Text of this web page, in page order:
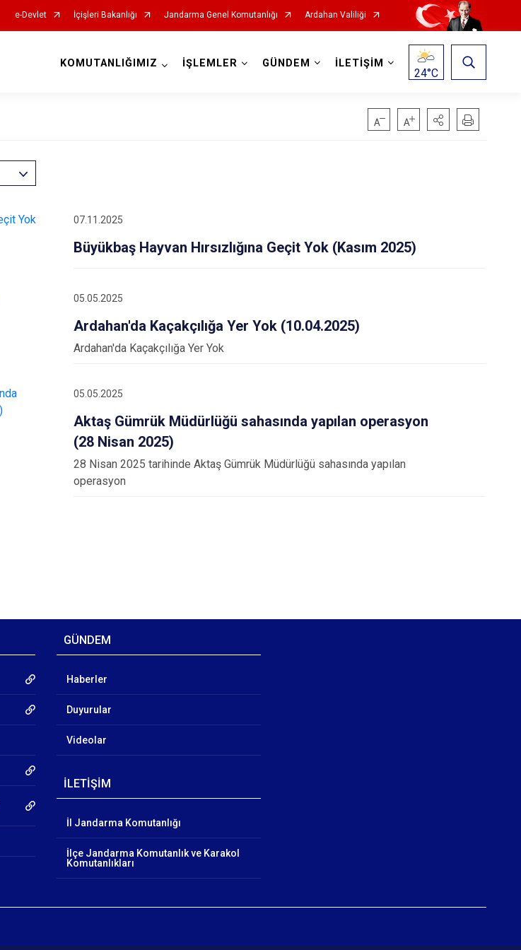
e-Devlet İçişleri Bakanlığı Jandarma Genel Komutanlığı Ardahan Valiliği
KOMUTANLIĞIMIZ İŞLEMLER GÜNDEM İLETİŞİM
24°C
07.11.2025
Büyükbaş Hayvan Hırsızlığına Geçit Yok (Kasım 2025)
05.05.2025
Ardahan'da Kaçakçılığa Yer Yok (10.04.2025)
Ardahan'da Kaçakçılığa Yer Yok
05.05.2025
Aktaş Gümrük Müdürlüğü sahasında yapılan operasyon
(28 Nisan 2025)
28 Nisan 2025 tarihinde Aktaş Gümrük Müdürlüğü sahasında yapılan
operasyon
GÜNDEM
Haberler
Duyurular
Videolar
İLETİŞİM
İl Jandarma Komutanlığı
İlçe Jandarma Komutanlık ve Karakol
Komutanlıkları